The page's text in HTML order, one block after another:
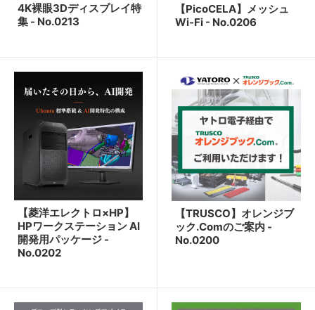
4K裸眼3Dディスプレイ特
集 - No.0213
【PicoCELA】メッシュ
Wi-Fi - No.0206
【菱洋エレクトロ×HP】
HPワークステーション AI
開発用パッケージ -
No.0202
【TRUSCO】オレンジブ
ック.Comのご案内 -
No.0200